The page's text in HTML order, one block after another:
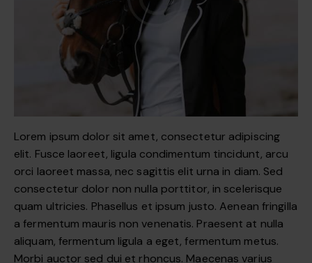
Lorem ipsum dolor sit amet, consectetur adipiscing
elit. Fusce laoreet, ligula condimentum tincidunt, arcu
orci laoreet massa, nec sagittis elit urna in diam. Sed
consectetur dolor non nulla porttitor, in scelerisque
quam ultricies. Phasellus et ipsum justo. Aenean fringilla
a fermentum mauris non venenatis. Praesent at nulla
aliquam, fermentum ligula a eget, fermentum metus.
Morbi auctor sed dui et rhoncus. Maecenas varius